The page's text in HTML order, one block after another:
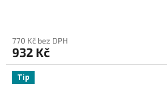
uhlíkové oceli, dřevěné svěrky
770 Kč bez DPH
932 Kč
Tip